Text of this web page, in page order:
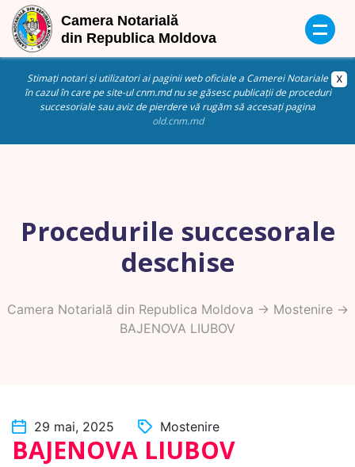
Stimați notari și utilizatori ai paginii web oficiale a Camerei Notariale
în cazul în care pe site-ul cnm.md nu se găsesc publicații de proceduri
succesoriale sau aviz de pierdere vă rugăm să accesați pagina
old.cnm.md
Procedurile succesorale
deschise
Camera Notarială din Republica Moldova -> Mostenire->
BAJENOVA LIUBOV
29 mai, 2025 Mostenire
BAJENOVA LIUBOV